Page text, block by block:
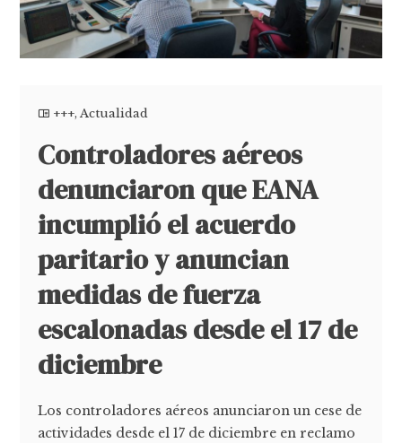
+++,Actualidad
Controladores aéreos
denunciaron que EANA
incumplió el acuerdo
paritario y anuncian
medidas de fuerza
escalonadas desde el 17 de
diciembre
Los controladores aéreos anunciaron un cese de
actividades desde el 17 de diciembre en reclamo